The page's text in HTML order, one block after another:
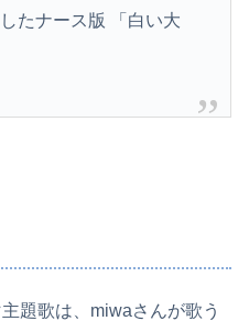
たナース版 「白い大
題歌は、miwaさんが歌う